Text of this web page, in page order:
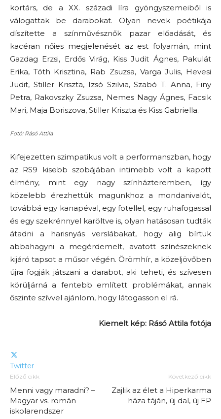
kortárs, de a XX. századi líra gyöngyszemeiből is
válogattak be darabokat. Olyan nevek poétikája
díszítette a színművésznők pazar előadását, és
kacéran nőies megjelenését az est folyamán, mint
Gazdag Erzsi, Erdős Virág, Kiss Judit Ágnes, Pakulát
Erika, Tóth Krisztina, Rab Zsuzsa, Varga Julis, Hevesi
Judit, Stiller Kriszta, Izsó Szilvia, Szabó T. Anna, Finy
Petra, Rakovszky Zsuzsa, Nemes Nagy Ágnes, Facsik
Mari, Maja Boriszova, Stiller Kriszta és Kiss Gabriella.
Fotó: Rásó Attila
Kifejezetten szimpatikus volt a performanszban, hogy
az RS9 kisebb szobájában intimebb volt a kapott
élmény, mint egy nagy színházteremben, így
közelebb érezhettük magunkhoz a mondanivalót,
továbbá egy kanapéval, egy fotellel, egy ruhafogassal
és egy szekrénnyel karöltve is, olyan hatásosan tudták
átadni a harisnyás verslábakat, hogy alig bírtuk
abbahagyni a megérdemelt, avatott színészeknek
kijáró tapsot a műsor végén. Örömhír, a közeljövőben
újra fogják játszani a darabot, aki teheti, és szívesen
körüljárná a fentebb említett problémákat, annak
őszinte szívvel ajánlom, hogy látogasson el rá.
Kiemelt kép: Rásó Attila fotója
Twitter
Előző cikk
Menni vagy maradni? –
Magyar vs. román
iskolarendszer
Következő cikk
Zajlik az élet a Hiperkarma
háza táján, új dal, új EP